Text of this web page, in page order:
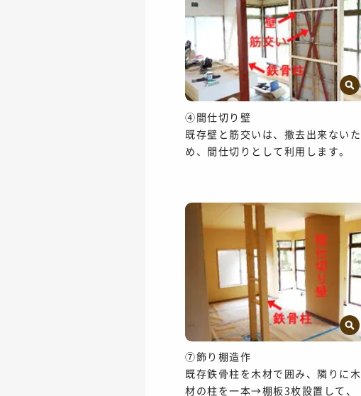
④間仕切り壁
既存壁と筋交いは、撤去出来ないた
め、間仕切りとして利用します。
⑦飾り棚造作
既存鉄骨柱を木材で囲み、隣りに木
材の柱を一本→棚板3枚設置して、